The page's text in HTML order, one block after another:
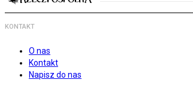
KONTAKT
O nas
Kontakt
Napisz do nas